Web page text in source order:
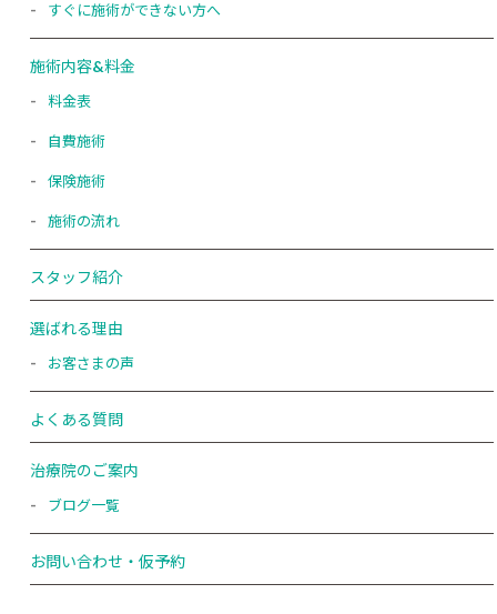
すぐに施術ができない方へ
施術内容&料金
料金表
自費施術
保険施術
施術の流れ
スタッフ紹介
選ばれる理由
お客さまの声
よくある質問
治療院のご案内
ブログ一覧
お問い合わせ・仮予約